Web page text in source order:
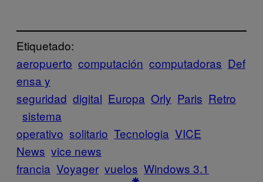
Etiquetado:
aeropuerto computación computadoras Def
ensa y
seguridad digital Europa Orly Paris Retro
sistema
operativo solitario Tecnologia VICE
News vice news
francia Voyager vuelos Windows 3.1